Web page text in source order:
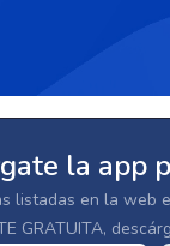
la app
listadas en la web
GRATUITA,